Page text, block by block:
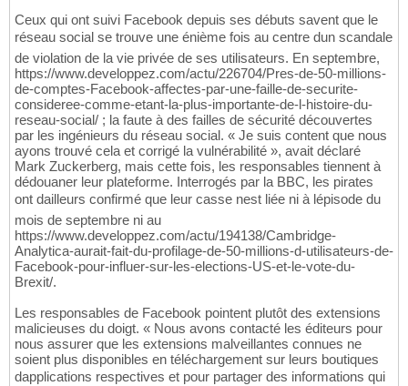
Ceux qui ont suivi Facebook depuis ses débuts savent que le
réseau social se trouve une énième fois au centre dun scandale
de violation de la vie privée de ses utilisateurs. En septembre,
https://www.developpez.com/actu/226704/Pres-de-50-millions-
de-comptes-Facebook-affectes-par-une-faille-de-securite-
consideree-comme-etant-la-plus-importante-de-l-histoire-du-
reseau-social/ ; la faute à des failles de sécurité découvertes
par les ingénieurs du réseau social. « Je suis content que nous
ayons trouvé cela et corrigé la vulnérabilité », avait déclaré
Mark Zuckerberg, mais cette fois, les responsables tiennent à
dédouaner leur plateforme. Interrogés par la BBC, les pirates
ont dailleurs confirmé que leur casse nest liée ni à lépisode du
mois de septembre ni au
https://www.developpez.com/actu/194138/Cambridge-
Analytica-aurait-fait-du-profilage-de-50-millions-d-utilisateurs-de-
Facebook-pour-influer-sur-les-elections-US-et-le-vote-du-
Brexit/.
Les responsables de Facebook pointent plutôt des extensions
malicieuses du doigt. « Nous avons contacté les éditeurs pour
nous assurer que les extensions malveillantes connues ne
soient plus disponibles en téléchargement sur leurs boutiques
dapplications respectives et pour partager des informations qui